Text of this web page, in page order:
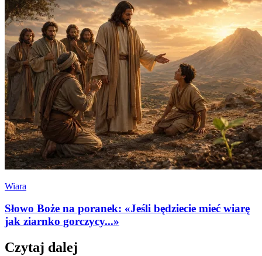
Wiara
Słowo Boże na poranek: «Jeśli będziecie mieć wiarę
jak ziarnko gorczycy...»
Czytaj dalej